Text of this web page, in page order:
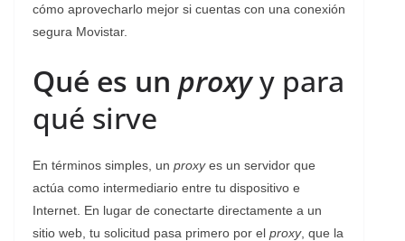
cómo aprovecharlo mejor si cuentas con una conexión
segura Movistar.
Qué es un proxyy para
qué sirve
En términos simples, un proxyes un servidor que
actúa como intermediario entre tu dispositivo e
Internet. En lugar de conectarte directamente a un
sitio web, tu solicitud pasa primero por el proxy, que la